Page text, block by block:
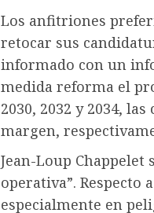
Los anfitriones
retocar sus
informado con un
medida reforma el
2030, 2032 y 2034,
margen,
Jean-Loup
operativa”. Respecto
especialmente en